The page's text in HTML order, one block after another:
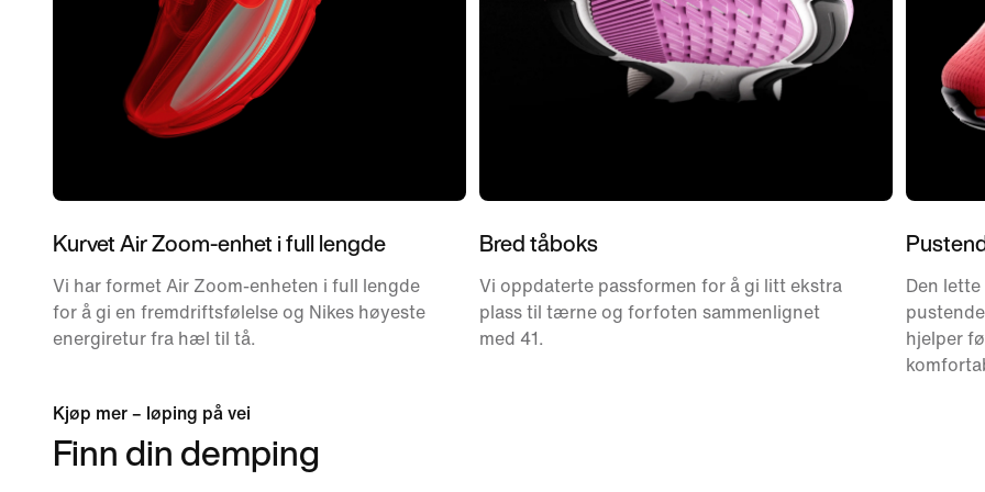
Kurvet Air Zoom-enhet i full lengde
Vi har formet Air Zoom-enheten i full lengde
for å gi en fremdriftsfølelse og Nikes høyeste
energiretur fra hæl til tå.
Bred tåboks
Vi oppdaterte passformen for å gi litt ekstra
plass til tærne og forfoten sammenlignet
med 41.
Den
hjelper
Kjøp mer – løping på vei
Finn din demping